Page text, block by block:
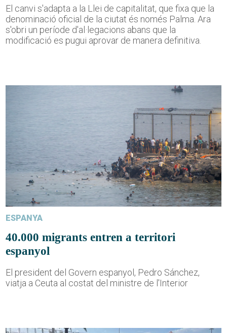
El canvi s'adapta a la Llei de capitalitat, que fixa que la
denominació oficial de la ciutat és només Palma. Ara
s'obri un període d'al·legacions abans que la
modificació es pugui aprovar de manera definitiva.
ESPANYA
40.000 migrants entren a territori
espanyol
El president del Govern espanyol, Pedro Sánchez,
viatja a Ceuta al costat del ministre de l'Interior